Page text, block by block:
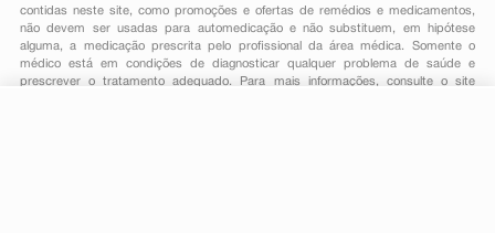
contidas neste site, como promoções e ofertas de remédios e medicamentos,
não devem ser usadas para automedicação e não substituem, em hipótese
alguma, a medicação prescrita pelo profissional da área médica. Somente o
médico está em condições de diagnosticar qualquer problema de saúde e
prescrever o tratamento adequado. Para mais informações, consulte o site